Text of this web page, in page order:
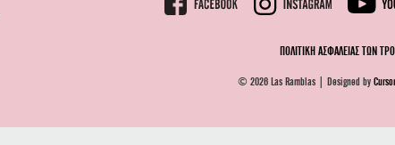
ΠΟΛΙΤΙΚΗ ΑΣΦΑΛΕΙΑΣ ΤΩΝ
© 2026 Las Ramblas | Designed byCursor